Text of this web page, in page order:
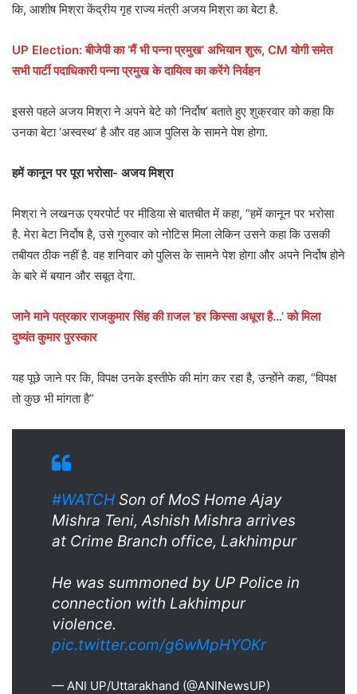
कि, आशीष मिश्रा केंद्रीय गृह राज्य मंत्री अजय मिश्रा का बेटा है.
UP Election: बीजेपी का ‘मैं भी पन्ना प्रमुख’ अभियान शुरू, CM योगी समेत
सभी पार्टी पदाधिकारी पन्ना प्रमुख के दायित्व का करेंगे निर्वहन
इससे पहले अजय मिश्रा ने अपने बेटे को ‘निर्दोष’ बताते हुए शुक्रवार को कहा कि
उनका बेटा ‘अस्वस्थ’ है और वह आज पुलिस के सामने पेश होगा.
हमें कानून पर पूरा भरोसा- अजय मिश्रा
मिश्रा ने लखनऊ एयरपोर्ट पर मीडिया से बातचीत में कहा, “हमें कानून पर भरोसा
है. मेरा बेटा निर्दोष है, उसे गुरुवार को नोटिस मिला लेकिन उसने कहा कि उसकी
तबीयत ठीक नहीं है. वह शनिवार को पुलिस के सामने पेश होगा और अपने निर्दोष होने
के बारे में बयान और सबूत देगा.
जाने माने पत्रकार राजकुमार सिंह की ग़जल ‘हर किस्सा अधूरा है…’ को मिला
दुष्यंत कुमार पुरस्कार
यह पूछे जाने पर कि, विपक्ष उनके इस्तीफे की मांग कर रहा है, उन्होंने कहा, “विपक्ष
तो कुछ भी मांगता है”
#WATCH Son of MoS Home Ajay
Mishra Teni, Ashish Mishra arrives
at Crime Branch office, Lakhimpur
He was summoned by UP Police in
connection with Lakhimpur
violence.
pic.twitter.com/g6wMpHYOKr
— ANI UP/Uttarakhand (@ANINewsUP)